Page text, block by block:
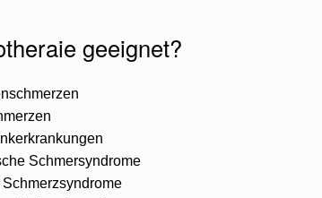
geeignet?
Schmersyndrome